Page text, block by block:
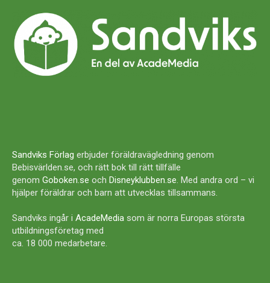
Sandviks Förlag erbjuder föräldravägledning genom
Bebisvärlden.se, och rätt bok till rätt tillfälle
genom Goboken.se och Disneyklubben.se. Med andra ord – vi
hjälper föräldrar och barn att utvecklas tillsammans.
Sandviks ingår i AcadeMedia som är norra Europas största
utbildningsföretag med
ca. 18 000 medarbetare.